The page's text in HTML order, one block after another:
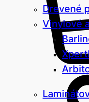
Drevené
Vinylové